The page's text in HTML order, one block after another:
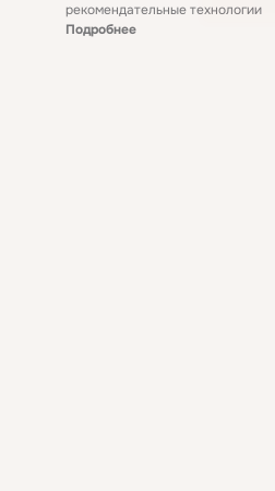
рекомендательные технологии
Подробнее